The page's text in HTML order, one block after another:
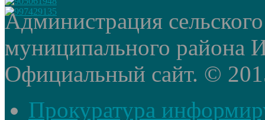
Администрация
муниципального района
Официальный сайт. ©
Прокуратура